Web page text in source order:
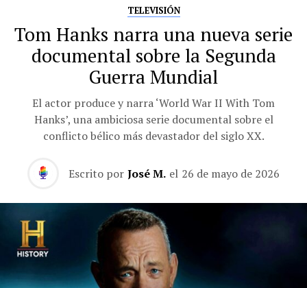
TELEVISIÓN
Tom Hanks narra una nueva serie
documental sobre la Segunda
Guerra Mundial
El actor produce y narra ‘World War II With Tom
Hanks’, una ambiciosa serie documental sobre el
conflicto bélico más devastador del siglo XX.
Escrito por José M. el 26 de mayo de 2026